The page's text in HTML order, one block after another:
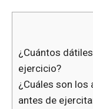
¿Cuántos
ejercicio?
¿Cuáles son los
antes de